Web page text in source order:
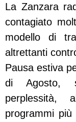
La Zanzara
contagiato
modello di
altrettanti
Pausa estiva
di Agosto,
perplessità,
programmi